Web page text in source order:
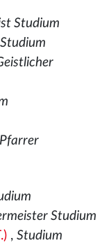
Studium
Pfarrer
Studium
, Studium